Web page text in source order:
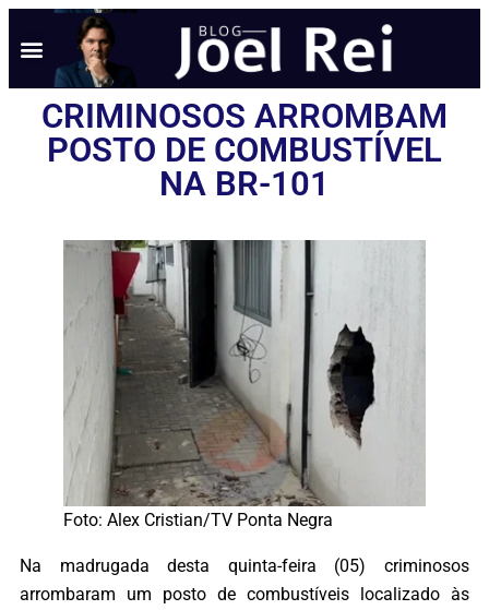
CRIMINOSOS ARROMBAM
POSTO DE COMBUSTÍVEL
NA BR-101
Foto: Alex Cristian/TV Ponta Negra
Na madrugada desta quinta-feira (05) criminosos
arrombaram um posto de combustíveis localizado às